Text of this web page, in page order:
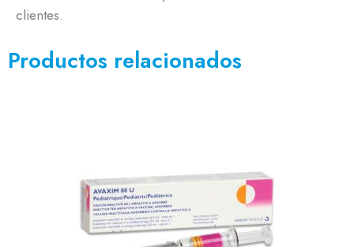
clientes.
Productos relacionados